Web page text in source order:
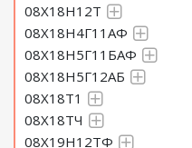
08Х18Н12Т
08Х18Н4Г11АФ
08Х18Н5Г11БАФ
08Х18Н5Г12АБ
08Х18Т1
08Х18ТЧ
08Х19Н12ТФ